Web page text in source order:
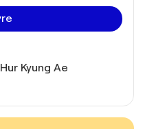
Kyung Ae